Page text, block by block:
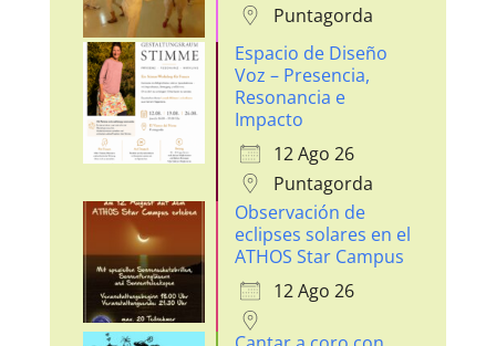
Puntagorda
Espacio de Diseño
Voz – Presencia,
Resonancia e
Impacto
12 Ago 26
Puntagorda
Observación de
eclipses solares en el
ATHOS Star Campus
12 Ago 26